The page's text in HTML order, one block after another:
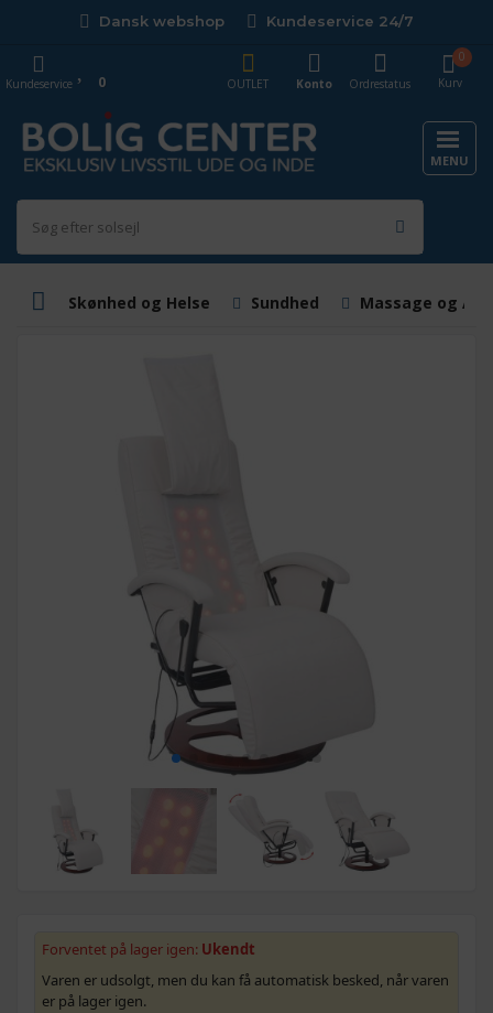
Dansk webshop Kundeservice 24/7
Kurv
0
OUTLET
Konto Ordrestatus
Kundeservice 0
MENU
Skønhed og Helse Sundhed Massage og
Forventet på lager igen: Ukendt
Varen er udsolgt, men du kan få automatisk besked, når varen
er på lager igen.